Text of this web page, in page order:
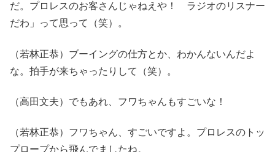
だ。プロレスのお客さんじゃねえや！ ラジオのリスナー
だわ」って思って（笑）。
（若林正恭）ブーイングの仕方とか、わかんないんだよ
な。拍手が来ちゃったりして（笑）。
（高田文夫）でもあれ、フワちゃんもすごいな！
（若林正恭）フワちゃん、すごいですよ。プロレスのトッ
プロープから飛んでましたね。